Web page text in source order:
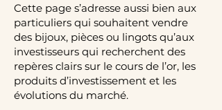
Cette page s’adresse aussi bien aux
particuliers qui souhaitent vendre
des bijoux, pièces ou lingots qu’aux
investisseurs qui recherchent des
repères clairs sur le cours de l’or, les
produits d’investissement et les
évolutions du marché.